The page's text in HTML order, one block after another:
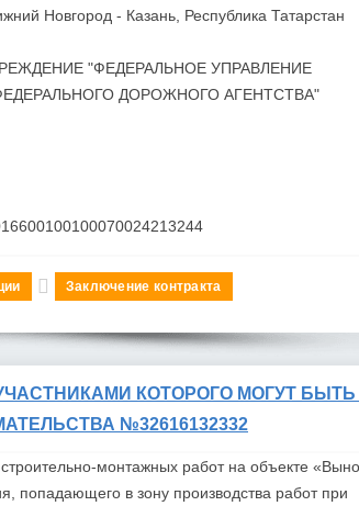
Новгород - Казань, Республика Татарстан
"ФЕДЕРАЛЬНОЕ УПРАВЛЕНИЕ
ДОРОЖНОГО АГЕНТСТВА"
Заключение контракта
КОТОРОГО МОГУТ
№32616132332
монтажных работ на объекте
попадающего в зону производства работ при